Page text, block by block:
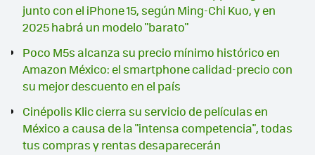
junto con el iPhone 15, según Ming-Chi Kuo, y en
2025 habrá un modelo "barato"
Poco M5s alcanza su precio mínimo histórico en
Amazon México: el smartphone calidad-precio con
su mejor descuento en el país
Cinépolis Klic cierra su servicio de películas en
México a causa de la "intensa competencia", todas
tus compras y rentas desaparecerán